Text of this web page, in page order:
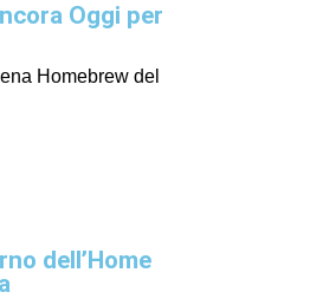
Oggi per
Homebrew del
dell’Home